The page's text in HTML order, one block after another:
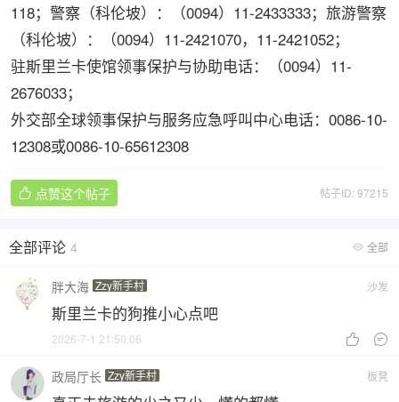
118；警察（科伦坡）：（0094）11-2433333；旅游警察
（科伦坡）：（0094）11-2421070，11-2421052；
驻斯里兰卡使馆领事保护与协助电话：（0094）11-
2676033；
外交部全球领事保护与服务应急呼叫中心电话：0086-10-
12308或0086-10-65612308
帖子ID: 97215
 点赞这个帖子
 全部
全部评论 4
沙发
胖大海 Zzy新手村
斯里兰卡的狗推小心点吧
 
2026-7-1 21:50:06
板凳
政局厅长 Zzy新手村